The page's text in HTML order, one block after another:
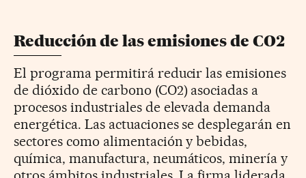
Reducción de las emisiones de CO2
El programa permitirá reducir las emisiones
de dióxido de carbono (CO2) asociadas a
procesos industriales de elevada demanda
energética. Las actuaciones se desplegarán en
sectores como alimentación y bebidas,
química, manufactura, neumáticos, minería y